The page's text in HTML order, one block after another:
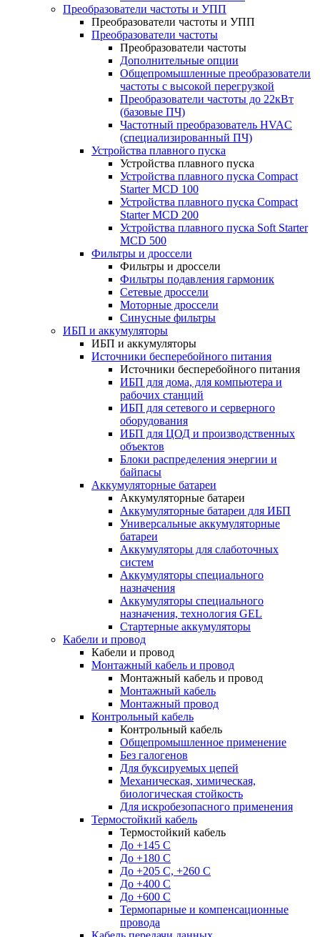
Преобразователи частоты и УПП
Преобразователи частоты и УПП
Преобразователи частоты
Преобразователи частоты
Дополнительные опции
Общепромышленные преобразователи
частоты с высокой перегрузкой
Преобразователи частоты до 22кВт
(базовые ПЧ)
Частотный преобразователь HVAC
(специализированный ПЧ)
Устройства плавного пуска
Устройства плавного пуска
Устройства плавного пуска Compact
Starter MCD 100
Устройства плавного пуска Compact
Starter MCD 200
Устройства плавного пуска Soft Starter
MCD 500
Фильтры и дроссели
Фильтры и дроссели
Фильтры подавления гармоник
Сетевые дроссели
Моторные дроссели
Синусные фильтры
ИБП и аккумуляторы
ИБП и аккумуляторы
Источники бесперебойного питания
Источники бесперебойного питания
ИБП для дома, для компьютера и
рабочих станций
ИБП для сетевого и серверного
оборудования
ИБП для ЦОД и производственных
объектов
Блоки распределения энергии и
байпасы
Аккумуляторные батареи
Аккумуляторные батареи
Аккумуляторные батареи для ИБП
Универсальные аккумуляторные
батареи
Аккумуляторы для слаботочных
систем
Аккумуляторы специального
назначения
Аккумуляторы специального
назначения, технология GEL
Стартерные аккумуляторы
Кабели и провод
Кабели и провод
Монтажный кабель и провод
Монтажный кабель и провод
Монтажный кабель
Монтажный провод
Контрольный кабель
Контрольный кабель
Общепромышленное применение
Без галогенов
Для буксируемых цепей
Механическая, химическая,
биологическая стойкость
Для искробезопасного применения
Термостойкий кабель
Термостойкий кабель
До +145 С
До +180 C
До +205 С, +260 С
До +400 C
До +600 С
Термопарные и компенсационные
провода